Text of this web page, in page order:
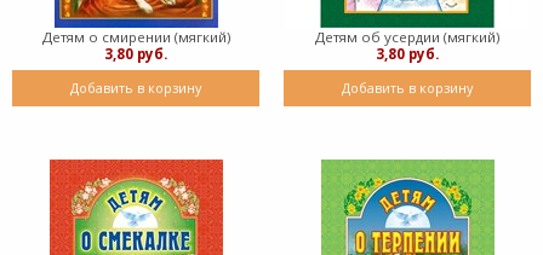
Детям о смирении (мягкий)
3,80 руб.
Добавить в корзину
Детям об усердии (мягкий)
3,80 руб.
Добавить в корзину